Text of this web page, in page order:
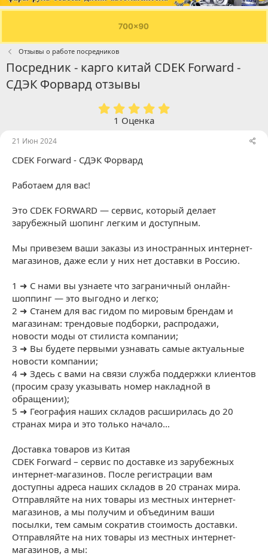
Отзывы о работе посредников
Посредник - карго китай CDEK Forward -
СДЭК Форвард отзывы
1 Оценка
21 Июн 2024
CDEK Forward - СДЭК Форвард
Работаем для вас!
Это CDEK FORWARD ― сервис, который делает
зарубежный шопинг легким и доступным.
Мы привезем ваши заказы из иностранных интернет-
магазинов, даже если у них нет доставки в Россию.
1 ➜ С нами вы узнаете что заграничный онлайн-
шоппинг — это выгодно и легко;⁣⁣⠀
2 ➜ Станем для вас гидом по мировым брендам и
магазинам: трендовые подборки, распродажи,
новости моды от стилиста компании;⁣⁣⠀
3 ➜ Вы будете первыми узнавать самые актуальные
новости компании;⁣⁣⠀
4 ➜ Здесь с вами на связи служба поддержки клиентов
(просим сразу указывать номер накладной в
обращении);⁣⁣⠀
5 ➜ География наших складов расширилась до 20
странах мира и это только начало…⁣⁣⠀
Доставка товаров из Китая
CDEK Forward – сервис по доставке из зарубежных
интернет-магазинов. После регистрации вам
доступны адреса наших складов в 20 странах мира.
Отправляйте на них товары из местных интернет-
магазинов, а мы получим и объединим ваши
посылки, тем самым сократив стоимость доставки.
Отправляйте на них товары из местных интернет-
магазинов, а мы: